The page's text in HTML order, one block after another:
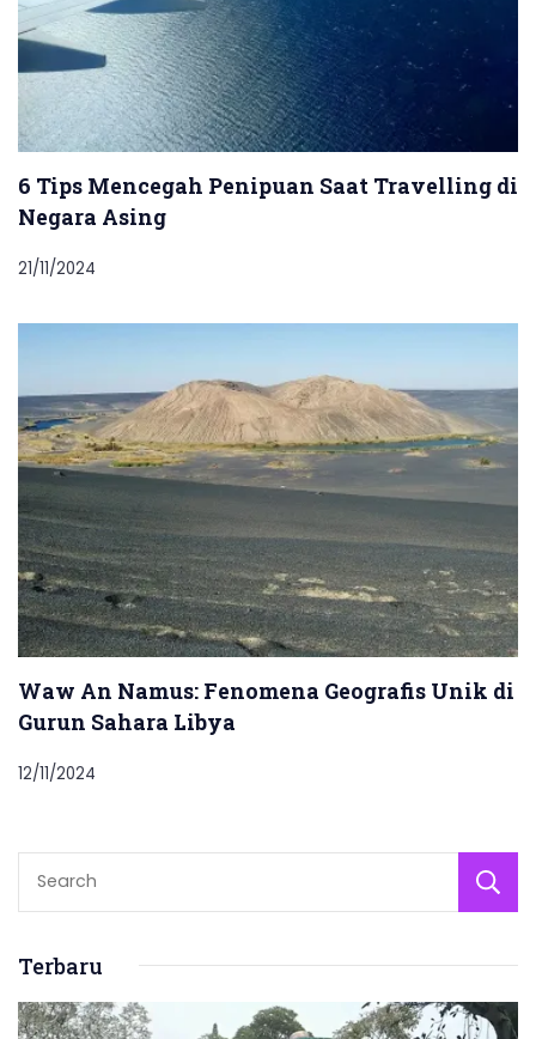
6 Tips Mencegah Penipuan Saat Travelling di
Negara Asing
21/11/2024
Waw An Namus: Fenomena Geografis Unik di
Gurun Sahara Libya
12/11/2024
Terbaru